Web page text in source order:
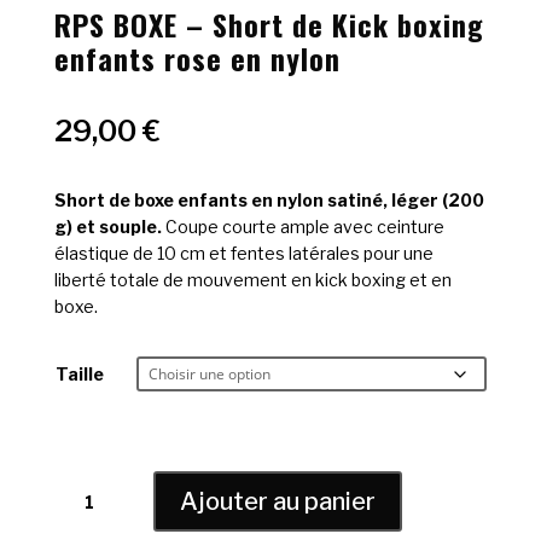
RPS BOXE – Short de Kick boxing
enfants rose en nylon
29,00€
Short de boxe enfants en nylon satiné, léger (200
g) et souple.Coupe courte ample avec ceinture
élastique de 10 cm et fentes latérales pour une
liberté totale de mouvement en kick boxing et en
boxe.
Taille
Ajouter au panier